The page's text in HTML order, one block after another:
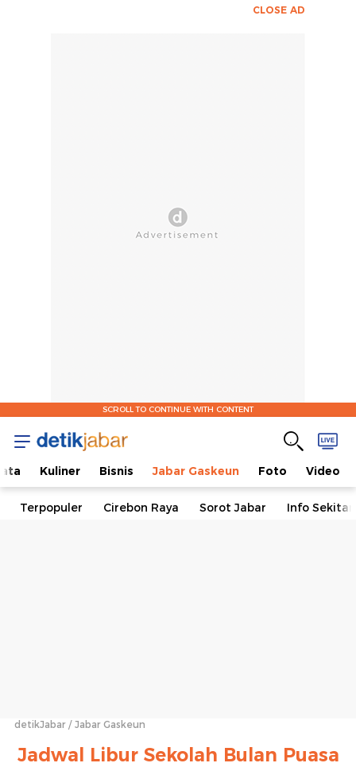
CLOSE AD
SCROLL TO CONTINUE WITH CONTENT
Kuliner Bisnis Jabar Gaskeun Foto Video
Terpopuler Cirebon Raya Sorot Jabar Info
detikJabar Jabar Gaskeun
Jadwal Libur Sekolah Bulan Puasa